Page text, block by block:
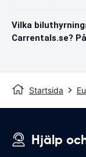
Vilka
Carrentals.se?
Startsida
Hjälp